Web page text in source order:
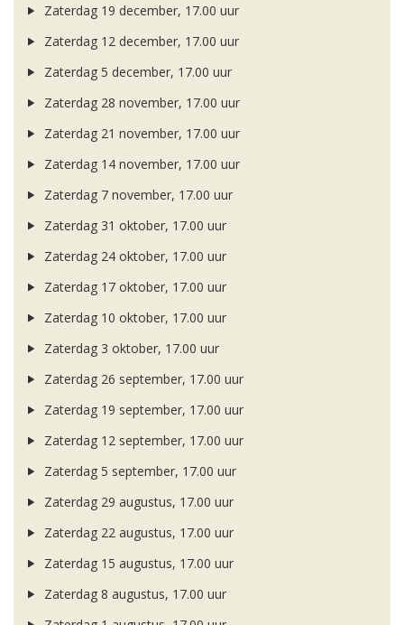
Zaterdag 19 december, 17.00 uur
Zaterdag 12 december, 17.00 uur
Zaterdag 5 december, 17.00 uur
Zaterdag 28 november, 17.00 uur
Zaterdag 21 november, 17.00 uur
Zaterdag 14 november, 17.00 uur
Zaterdag 7 november, 17.00 uur
Zaterdag 31 oktober, 17.00 uur
Zaterdag 24 oktober, 17.00 uur
Zaterdag 17 oktober, 17.00 uur
Zaterdag 10 oktober, 17.00 uur
Zaterdag 3 oktober, 17.00 uur
Zaterdag 26 september, 17.00 uur
Zaterdag 19 september, 17.00 uur
Zaterdag 12 september, 17.00 uur
Zaterdag 5 september, 17.00 uur
Zaterdag 29 augustus, 17.00 uur
Zaterdag 22 augustus, 17.00 uur
Zaterdag 15 augustus, 17.00 uur
Zaterdag 8 augustus, 17.00 uur